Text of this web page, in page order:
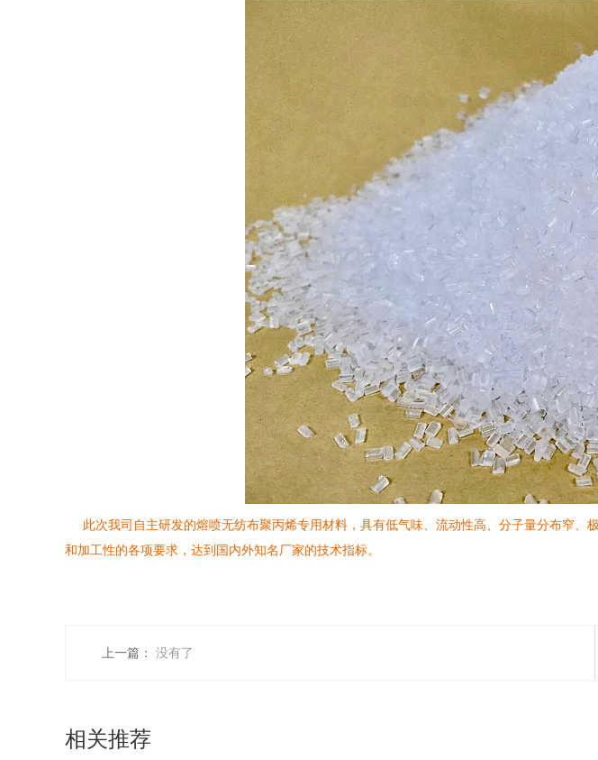
此次我司自主研发的熔喷无纺布聚丙烯专用材料，具有低气味、流动性高、分子量分布窄、
和加工性的各项要求，达到国内外知名厂家的技术指标。
上一篇： 没有了
相关推荐